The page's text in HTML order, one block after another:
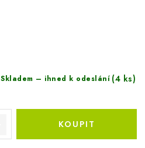
Skladem – ihned k odeslání (4 ks)